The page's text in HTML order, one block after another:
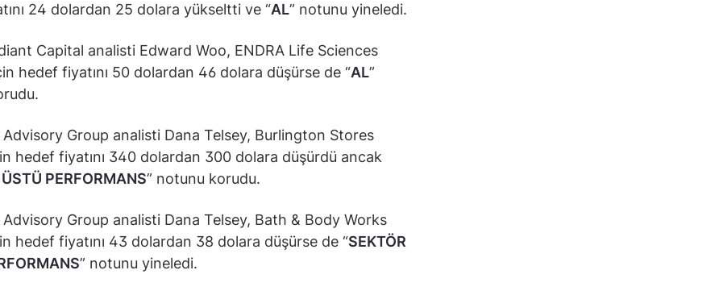
24 dolardan 25 dolara yükseltti ve “AL” notunu yineledi.
Capital analisti Edward Woo, ENDRA Life Sciences
hedef fiyatını 50 dolardan 46 dolara düşürse de “AL”
Advisory Group analisti Dana Telsey, Burlington Stores
hedef fiyatını 340 dolardan 300 dolara düşürdü ancak
PERFORMANS” notunu korudu.
Advisory Group analisti Dana Telsey, Bath & Body Works
hedef fiyatını 43 dolardan 38 dolara düşürse de “SEKTÖR
” notunu yineledi.